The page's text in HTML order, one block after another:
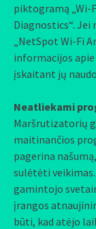
piktogramą „Wi-
Diagnostics“. Jei
„NetSpot Wi-Fi
informacijos apie
įskaitant jų
Neatliekami
Maršrutizatorių
maitinančios
pagerina
sulėtėti
gamintojo
įrangos
būti, kad atėjo